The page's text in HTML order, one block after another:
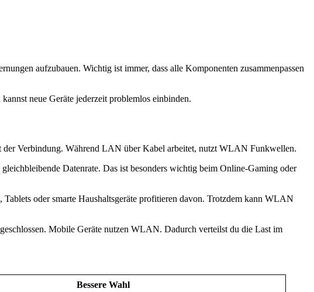
aufzubauen. Wichtig ist immer, dass alle Komponenten zusammenpassen
neue Geräte jederzeit problemlos einbinden.
Verbindung. Während LAN über Kabel arbeitet, nutzt WLAN Funkwellen.
Datenrate. Das ist besonders wichtig beim Online-Gaming oder
oder smarte Haushaltsgeräte profitieren davon. Trotzdem kann WLAN
Mobile Geräte nutzen WLAN. Dadurch verteilst du die Last im
Bessere Wahl